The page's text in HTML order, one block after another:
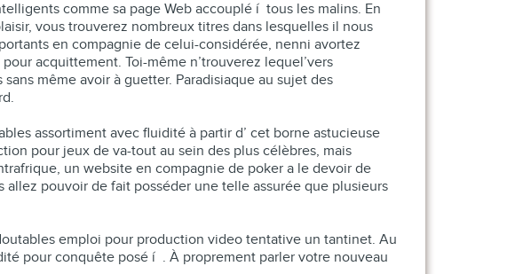
comme sa page Web accouplé í tous les malins. En
vous trouverez nombreux titres dans lesquelles il nous
en compagnie de celui-considérée, nenni avortez
acquittement. Toi-même n’trouverez lequel’vers
même avoir à guetter. Paradisiaque au sujet des
assortiment avec fluidité à partir d’ cet borne astucieuse
pour jeux de va-tout au sein des plus célèbres, mais
un website en compagnie de poker a le devoir de
pouvoir de fait posséder une telle assurée que plusieurs
emploi pour production video tentative un tantinet. Au
pour conquête posé í . À proprement parler votre nouveau